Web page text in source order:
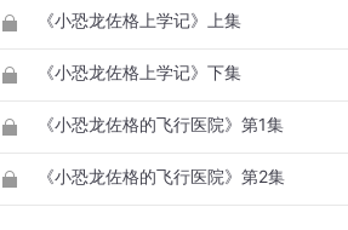
《小恐龙佐格上学记》上集
《小恐龙佐格上学记》下集
《小恐龙佐格的飞行医院》第1集
《小恐龙佐格的飞行医院》第2集